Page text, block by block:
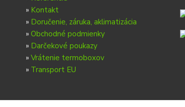
» Kontakt
» Doručenie, záruka, aklimatizácia
» Obchodné podmienky
» Darčekové poukazy
» Vrátenie termoboxov
» Transport EU